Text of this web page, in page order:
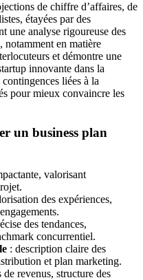
de chiffre d’affaires, de
étayées par des
une analyse rigoureuse des
notamment en matière
et démontre une
innovante dans la
liées à la
pour mieux convaincre les
un business plan
valorisant
des expériences,
des tendances,
concurrentiel.
: description claire des
et plan marketing.
de revenus, structure des